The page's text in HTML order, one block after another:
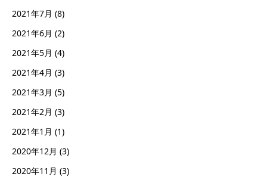
2021年7月 (8)
2021年6月 (2)
2021年5月 (4)
2021年4月 (3)
2021年3月 (5)
2021年2月 (3)
2021年1月 (1)
2020年12月 (3)
2020年11月 (3)